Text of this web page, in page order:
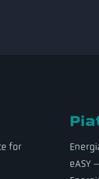
for
eASY